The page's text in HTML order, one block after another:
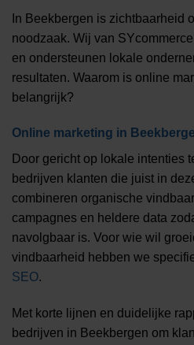
In Beekbergen is zichtbaarheid
noodzaak. Wij van
en ondersteunen lokale
resultaten. Waarom is online
belangrijk?
Online marketing in
Door gericht op lokale intenties
bedrijven klanten die juist in
combineren organische
campagnes en heldere data
navolgbaar is. Voor wie wil
vindbaarheid hebben we
SEO.
Met korte lijnen en duidelijke
bedrijven in Beekbergen om